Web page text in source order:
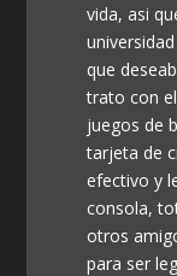
vida, asi
que
trato con
juegos de
tarjeta de
efectivo y
consola,
otros
para ser